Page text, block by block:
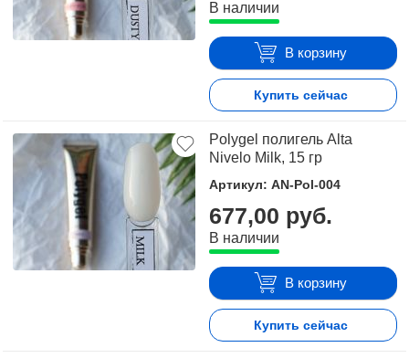
В наличии
В корзину
Купить сейчас
Polygel полигель Alta
Nivelo Milk, 15 гр
Артикул: AN-Pol-004
677,00 руб.
В наличии
В корзину
Купить сейчас